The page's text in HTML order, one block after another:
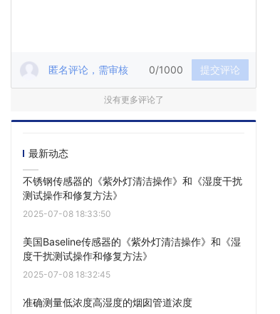
匿名评论，需审核 0/1000 提交评论
没有更多评论了
最新动态
不锈钢传感器的《紫外灯清洁操作》和《湿度干扰
测试操作和修复方法》
2025-07-08 18:33:50
美国Baseline传感器的《紫外灯清洁操作》和《湿
度干扰测试操作和修复方法》
2025-07-08 18:32:45
准确测量低浓度高湿度的烟囱管道浓度